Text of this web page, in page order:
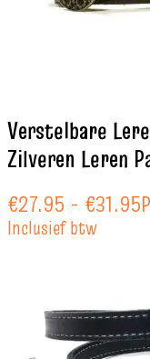
Verstelbare
Zilveren Leren
€27.95 - €31.95
Inclusief btw